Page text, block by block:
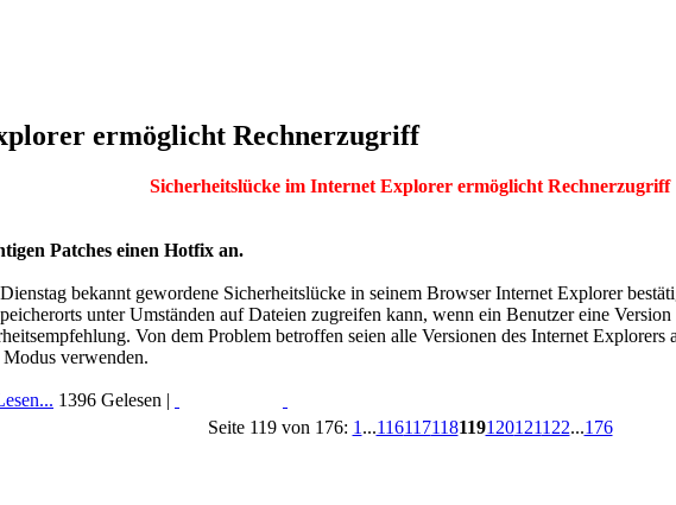
ermöglicht Rechnerzugriff
Sicherheitslücke im Internet Explorer ermöglicht Rechnerzugriff
Patches einen Hotfix an.
bekannt gewordene Sicherheitslücke in seinem Browser Internet Explorer
unter Umständen auf Dateien zugreifen kann, wenn ein Benutzer eine
Von dem Problem betroffen seien alle Versionen des Internet
verwenden.
1396 Gelesen |
Seite 119 von 176: 1 ...116117118119120121122...176